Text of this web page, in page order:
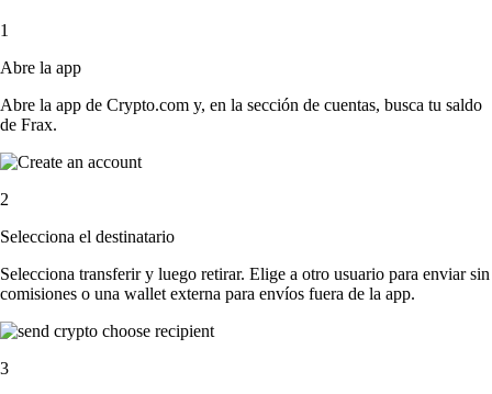
1
Abre la app
Abre la app de Crypto.com y, en la sección de cuentas, busca tu saldo
de Frax.
2
Selecciona el destinatario
Selecciona transferir y luego retirar. Elige a otro usuario para enviar sin
comisiones o una wallet externa para envíos fuera de la app.
3